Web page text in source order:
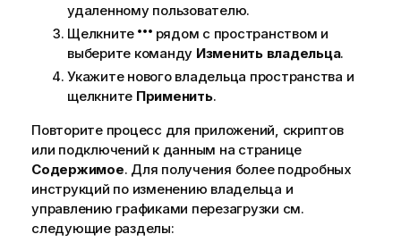
удаленному пользователю.
Щелкните
рядом с пространством и
выберите команду Изменить владельца.
Укажите нового владельца пространства и
щелкните Применить.
Повторите процесс для приложений, скриптов
или подключений к данным на странице
Содержимое. Для получения более подробных
инструкций по изменению владельца и
управлению графиками перезагрузки см.
следующие разделы: